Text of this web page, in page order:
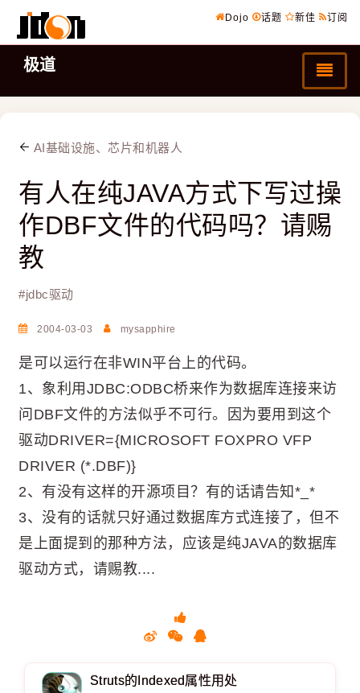
Dojo 话题 新佳 订阅
极道
AI基础设施、芯片和机器人
有人在纯JAVA方式下写过操
作DBF文件的代码吗？请赐
教
#jdbc驱动
2004-03-03 mysapphire
是可以运行在非WIN平台上的代码。
1、象利用JDBC:ODBC桥来作为数据库连接来访
问DBF文件的方法似乎不可行。因为要用到这个
驱动DRIVER={MICROSOFT FOXPRO VFP
DRIVER (*.DBF)}
2、有没有这样的开源项目？有的话请告知*_*
3、没有的话就只好通过数据库方式连接了，但不
是上面提到的那种方法，应该是纯JAVA的数据库
驱动方式，请赐教....
Struts的Indexed属性用处